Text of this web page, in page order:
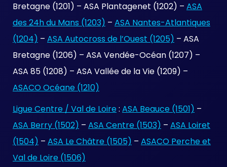
Bretagne (1201) – ASA Plantagenet (1202) – ASA
des 24h du Mans (1203) – ASA Nantes-Atlantiques
(1204) – ASA Autocross de l’Ouest (1205) – ASA
Bretagne (1206) – ASA Vendée-Océan (1207) –
ASA 85 (1208) – ASA Vallée de la Vie (1209) –
ASACO Océane (1210)
Ligue Centre / Val de Loire : ASA Beauce (1501) –
ASA Berry (1502) – ASA Centre (1503) – ASA Loiret
(1504) – ASA Le Châtre (1505) – ASACO Perche et
Val de Loire (1506)